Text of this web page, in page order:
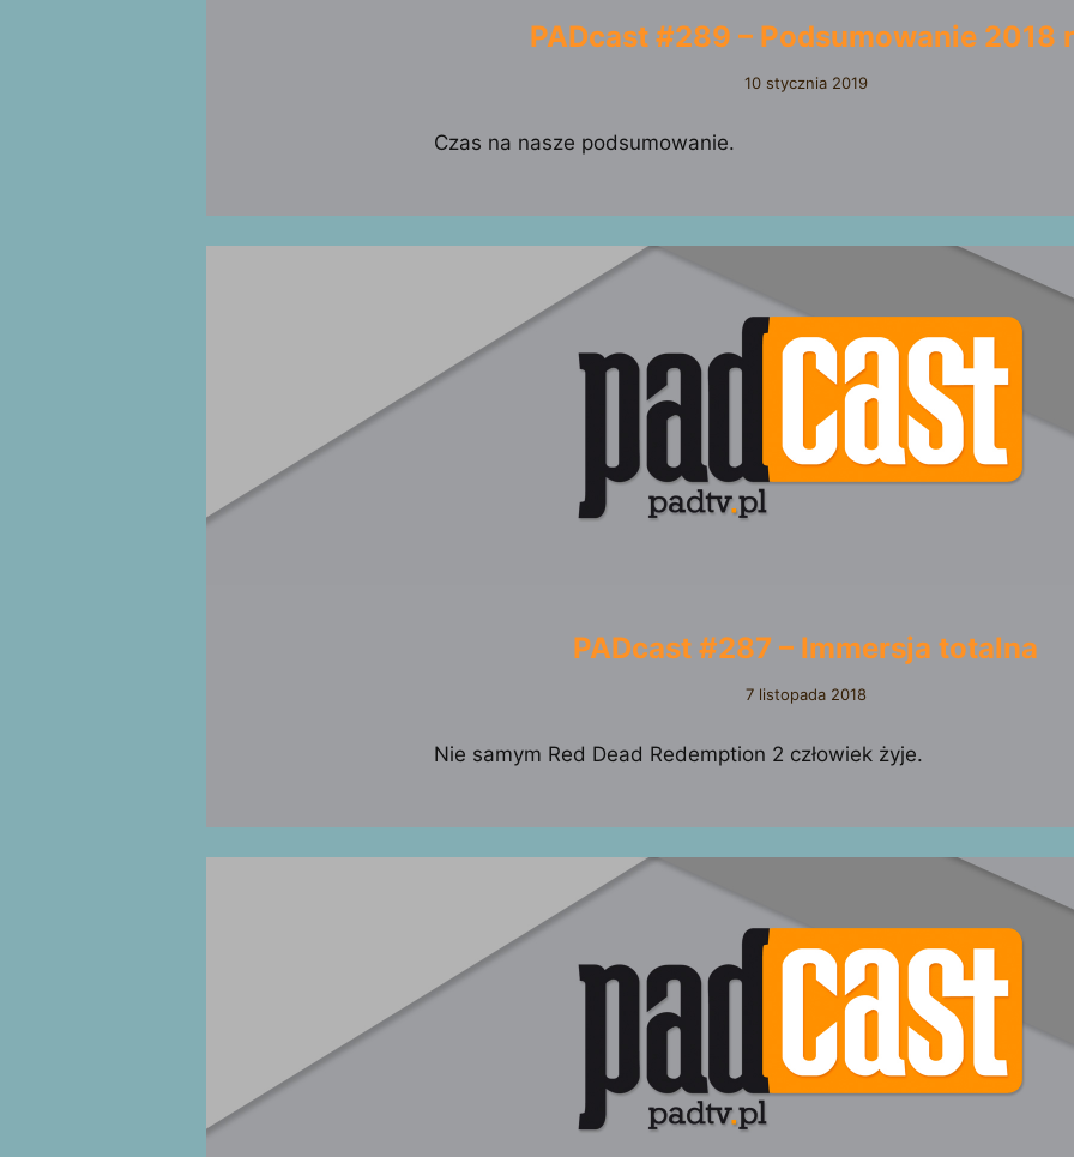
PADcast #289 – Podsumowanie 2018
10 stycznia 2019
Czas na nasze podsumowanie.
PADcast #287 – Immersja totalna
7 listopada 2018
Nie samym Red Dead Redemption 2 człowiek żyje.